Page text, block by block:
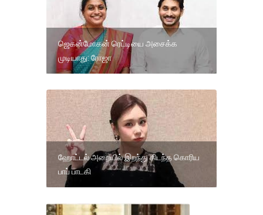
ஜெகன்மோகன் ரெட்டியை அசைக்க
முடியாது: ரோஜா
ஹோட்டல் அறையில் இறந்து கிடந்த கொரிய
பாப் பாடகி